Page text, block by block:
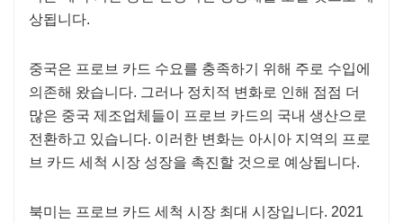
상됩니다.
중국은 프로브 카드 수요를 충족하기 위해 주로 수입에
의존해 왔습니다. 그러나 정치적 변화로 인해 점점 더
많은 중국 제조업체들이 프로브 카드의 국내 생산으로
전환하고 있습니다. 이러한 변화는 아시아 지역의 프로
브 카드 세척 시장 성장을 촉진할 것으로 예상됩니다.
북미는 프로브 카드 세척 시장 최대 시장입니다. 2021